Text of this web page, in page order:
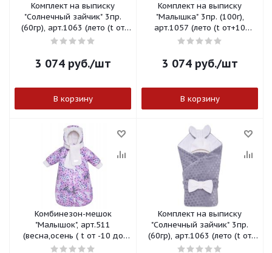
Комплект на выписку
"Солнечный зайчик" 3пр.
(60гр), арт.1063 (лето (t от
+10 до+25 С)) розовый,
3 074руб./шт
В корзину
Комплект на выписку
"Малышка" 3пр. (100г),
арт.1057 (лето (t от+10
до+25 С)) голубой, арт.1057Г
3 074руб./шт
В корзину
Комбинезон-мешок
"Малышок", арт.511
(весна,осень ( t от -10 до
+10 С)) сиреневый р.62,
Комплект на выписку
"Солнечный зайчик" 3пр.
(60гр), арт.1063 (лето (t от
+10 до+25 С)) серый